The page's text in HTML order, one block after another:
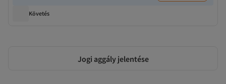
Követés
Jogi aggály jelentése